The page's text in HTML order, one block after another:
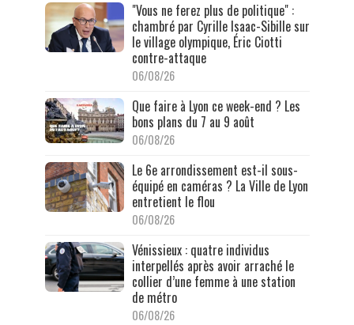
"Vous ne ferez plus de politique" :
chambré par Cyrille Isaac-Sibille sur
le village olympique, Éric Ciotti
contre-attaque
06/08/26
Que faire à Lyon ce week-end ? Les
bons plans du 7 au 9 août
06/08/26
Le 6e arrondissement est-il sous-
équipé en caméras ? La Ville de Lyon
entretient le flou
06/08/26
Vénissieux : quatre individus
interpellés après avoir arraché le
collier d’une femme à une station
de métro
06/08/26